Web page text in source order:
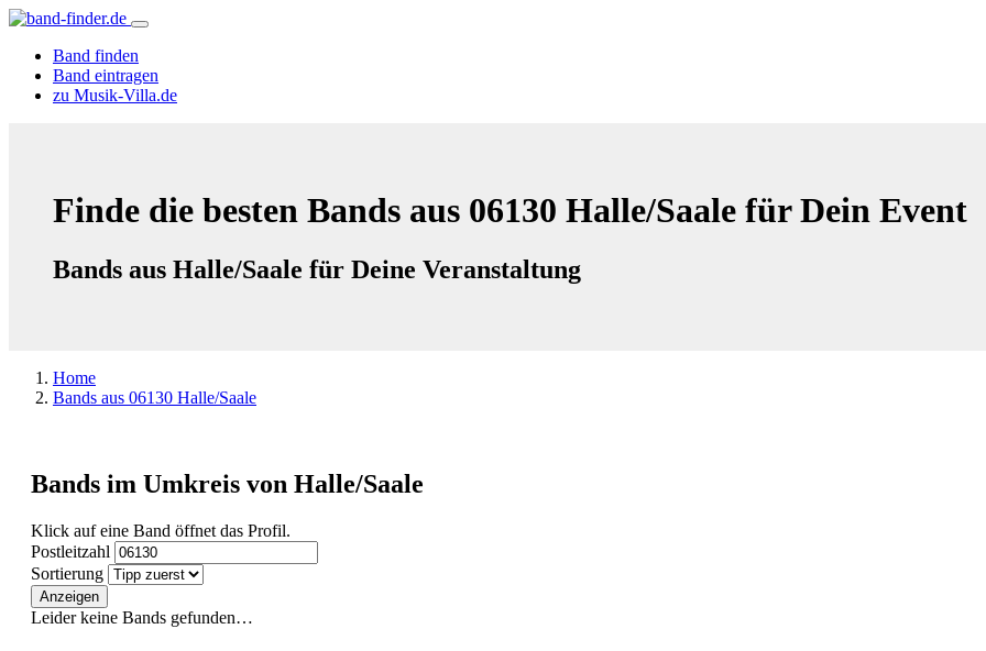
Band finden
Band eintragen
zu Musik-Villa.de
Finde die besten Bands aus 06130 Halle/Saale für Dein Event
Bands aus Halle/Saale für Deine Veranstaltung
Home
Bands aus 06130 Halle/Saale
Bands im Umkreis von Halle/Saale
Klick auf eine Band öffnet das Profil.
Postleitzahl
Sortierung
Anzeigen
Leider keine Bands gefunden…